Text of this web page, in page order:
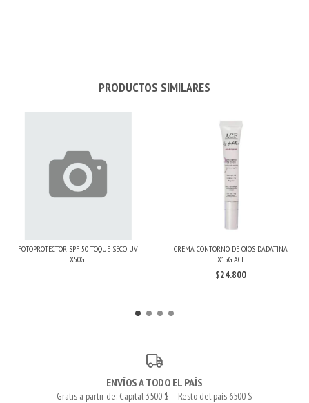
PRODUCTOS SIMILARES
FOTOPROTECTOR SPF 50 TOQUE SECO UV
X50G...
CREMA CONTORNO DE OJOS DADATINA
X15G ACF
$24.800
ENVÍOS A TODO EL PAÍS
Gratis a partir de: Capital 3500 $ -- Resto del país 6500 $